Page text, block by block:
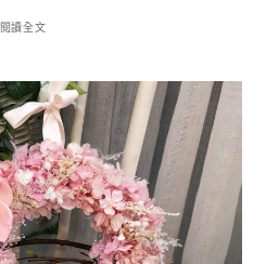
閱讀全文